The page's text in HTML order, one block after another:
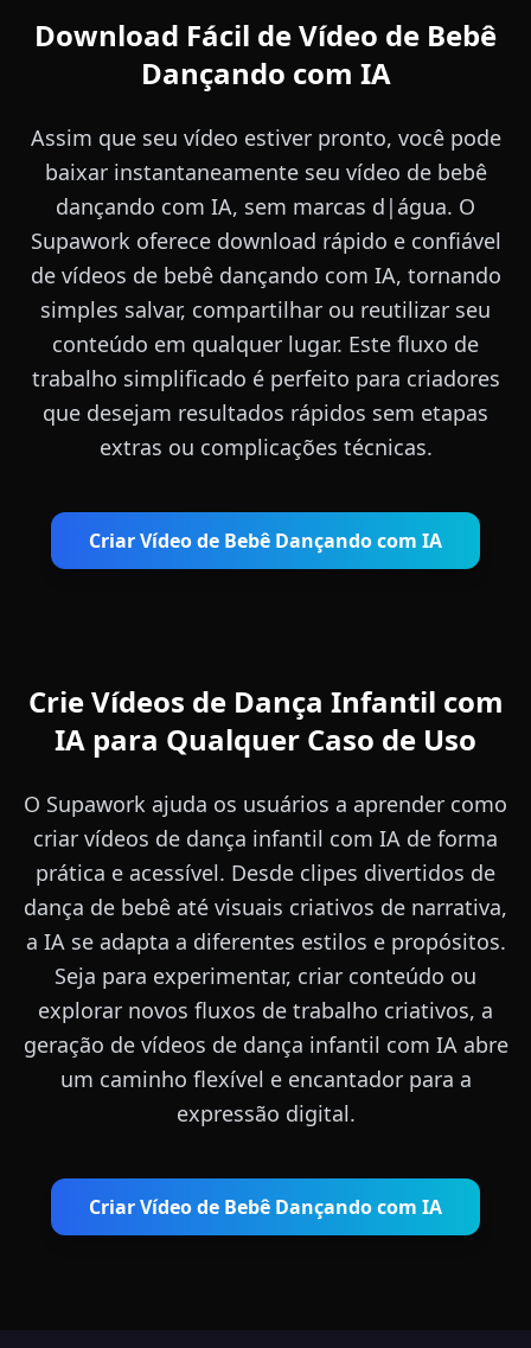
Download Fácil de Vídeo de Bebê
Dançando com IA
Assim que seu vídeo estiver pronto, você pode
baixar instantaneamente seu vídeo de bebê
dançando com IA, sem marcas d|água. O
Supawork oferece download rápido e confiável
de vídeos de bebê dançando com IA, tornando
simples salvar, compartilhar ou reutilizar seu
conteúdo em qualquer lugar. Este fluxo de
trabalho simplificado é perfeito para criadores
que desejam resultados rápidos sem etapas
extras ou complicações técnicas.
Criar Vídeo de Bebê Dançando com IA
Crie Vídeos de Dança Infantil com
IA para Qualquer Caso de Uso
O Supawork ajuda os usuários a aprender como
criar vídeos de dança infantil com IA de forma
prática e acessível. Desde clipes divertidos de
dança de bebê até visuais criativos de narrativa,
a IA se adapta a diferentes estilos e propósitos.
Seja para experimentar, criar conteúdo ou
explorar novos fluxos de trabalho criativos, a
geração de vídeos de dança infantil com IA abre
um caminho flexível e encantador para a
expressão digital.
Criar Vídeo de Bebê Dançando com IA